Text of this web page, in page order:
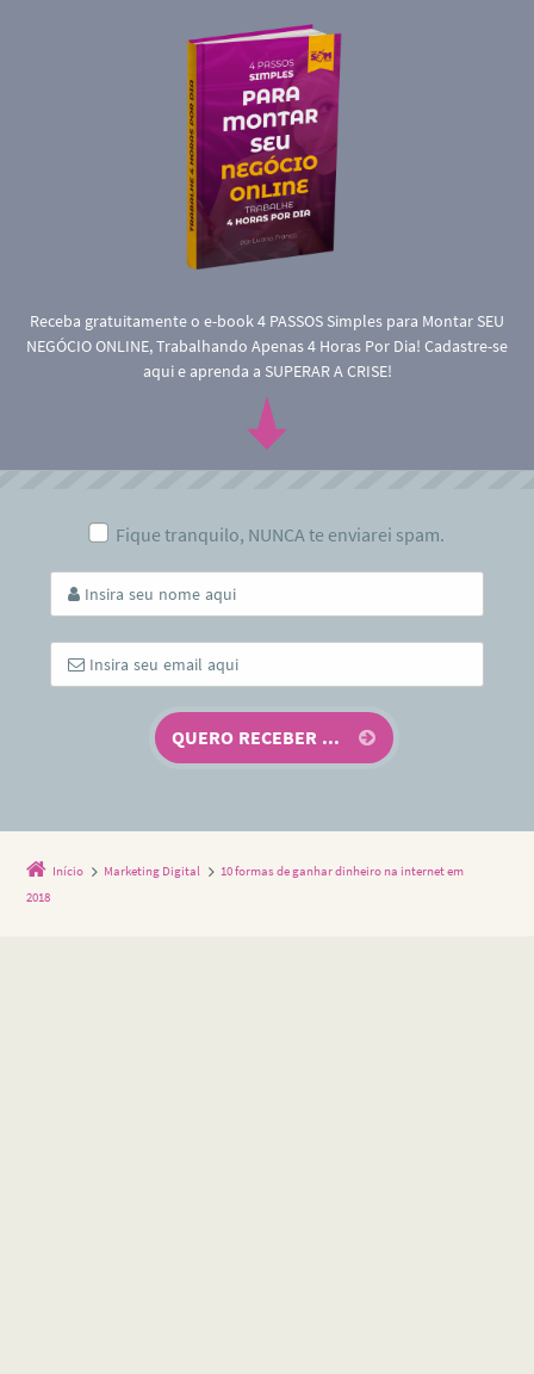
Receba gratuitamente o e-book 4 PASSOS Simples para Montar SEU
NEGÓCIO ONLINE, Trabalhando Apenas 4 Horas Por Dia! Cadastre-se
aqui e aprenda a SUPERAR A CRISE!
Fique tranquilo, NUNCA te enviarei spam.
Início Marketing Digital
10 formas de ganhar dinheiro na internet em
2018